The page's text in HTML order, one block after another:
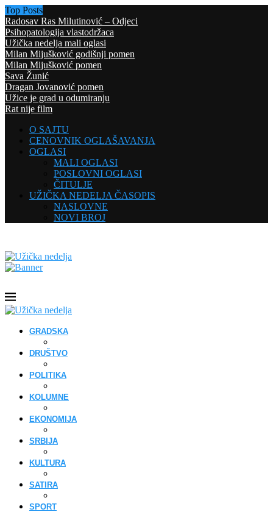
Top Posts
Radosav Ras Milutinović – Odjeci
Psihopatologija vlastodržaca
Užička nedelja mali oglasi
Milan Mijušković godišnji pomen
Milan Mijušković pomen
Sava Žunić
Dragan Jovanović pomen
Užice je grad u odumiranju
Rat nije film
O SAJTU
CENOVNIK OGLAŠAVANJA
OGLASI
MALI OGLASI
POSLOVNI OGLASI
ČITULJE
UŽIČKA NEDELJA ČASOPIS
NASLOVNE
NOVI BROJ
GRADSKA
DRUŠTVO
POLITIKA
KOLUMNE
EKONOMIJA
SRBIJA
KULTURA
SATIRA
SPORT